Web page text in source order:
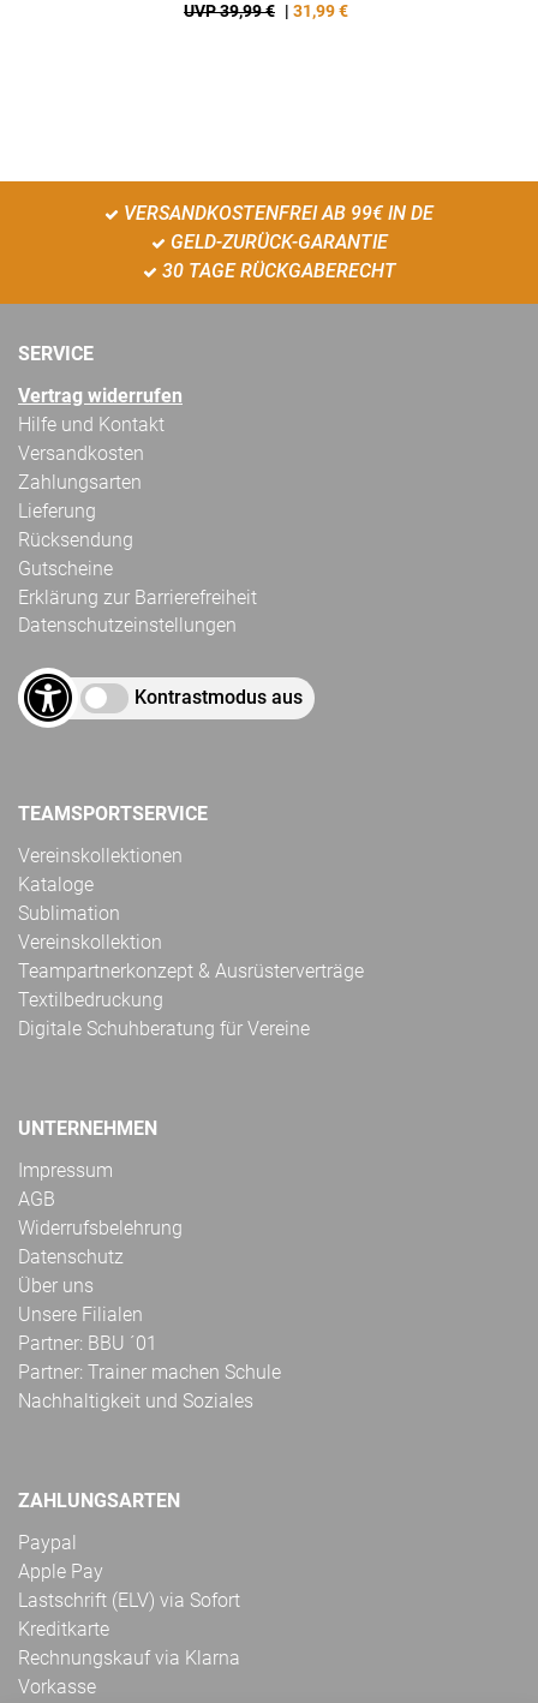
UVP 39,99 € | 31,99€
VERSANDKOSTENFREI AB 99€ IN DE
GELD-ZURÜCK-GARANTIE
30 TAGE RÜCKGABERECHT
SERVICE
Vertrag widerrufen
Hilfe und Kontakt
Versandkosten
Zahlungsarten
Lieferung
Rücksendung
Gutscheine
Erklärung zur Barrierefreiheit
Datenschutzeinstellungen
Kontrastmodus aus
TEAMSPORTSERVICE
Vereinskollektionen
Kataloge
Sublimation
Vereinskollektion
Teampartnerkonzept & Ausrüsterverträge
Textilbedruckung
Digitale Schuhberatung für Vereine
UNTERNEHMEN
Impressum
AGB
Widerrufsbelehrung
Datenschutz
Über uns
Unsere Filialen
Partner: BBU ´01
Partner: Trainer machen Schule
Nachhaltigkeit und Soziales
ZAHLUNGSARTEN
Paypal
Apple Pay
Lastschrift (ELV) via Sofort
Kreditkarte
Rechnungskauf via Klarna
Vorkasse